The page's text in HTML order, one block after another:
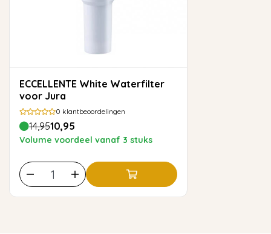
ECCELLENTE White Waterfilter
voor Jura
0 klantbeoordelingen
14,9510,95
Volume voordeel vanaf 3 stuks